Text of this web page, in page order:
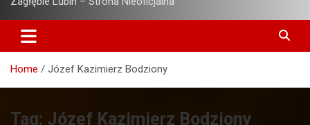
Home Józef Kazimierz Bodziony
Tag: Józef Kazimierz Bodziony